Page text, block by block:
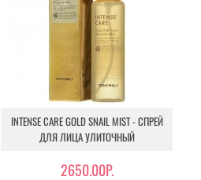
INTENSE CARE GOLD SNAIL MIST - CПРЕЙ
ДЛЯ ЛИЦА УЛИТОЧНЫЙ
2650.00Р.